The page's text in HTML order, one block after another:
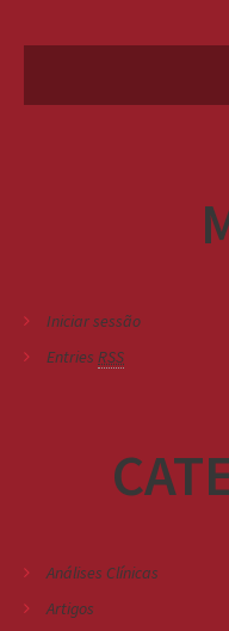
Iniciar sessão
Entries RSS
Análises Clínicas
Artigos